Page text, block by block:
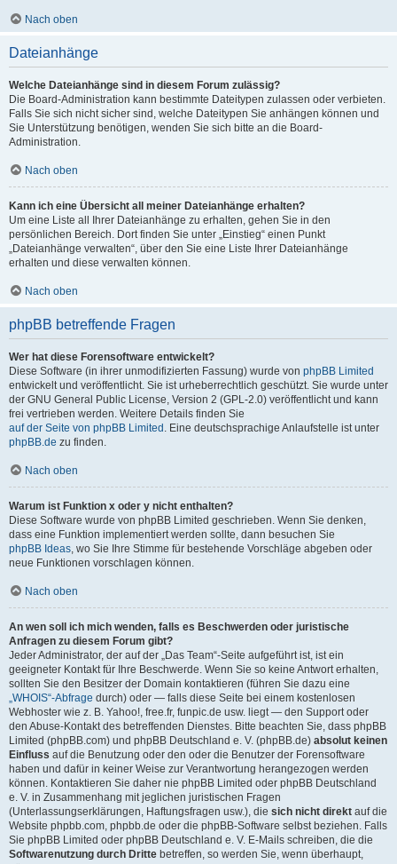
Nach oben
Dateianhänge
Welche Dateianhänge sind in diesem Forum zulässig?
Die Board-Administration kann bestimmte Dateitypen zulassen oder verbieten.
Falls Sie sich nicht sicher sind, welche Dateitypen Sie anhängen können und
Sie Unterstützung benötigen, wenden Sie sich bitte an die Board-
Administration.
Nach oben
Kann ich eine Übersicht all meiner Dateianhänge erhalten?
Um eine Liste all Ihrer Dateianhänge zu erhalten, gehen Sie in den
persönlichen Bereich. Dort finden Sie unter „Einstieg“ einen Punkt
„Dateianhänge verwalten“, über den Sie eine Liste Ihrer Dateianhänge
erhalten und diese verwalten können.
Nach oben
phpBB betreffende Fragen
Wer hat diese Forensoftware entwickelt?
Diese Software (in ihrer unmodifizierten Fassung) wurde von phpBB Limited
entwickelt und veröffentlicht. Sie ist urheberrechtlich geschützt. Sie wurde unter
der GNU General Public License, Version 2 (GPL-2.0) veröffentlicht und kann
frei vertrieben werden. Weitere Details finden Sie
auf der Seite von phpBB Limited . Eine deutschsprachige Anlaufstelle ist unter
phpBB.de zu finden.
Nach oben
Warum ist Funktion x oder y nicht enthalten?
Diese Software wurde von phpBB Limited geschrieben. Wenn Sie denken,
dass eine Funktion implementiert werden sollte, dann besuchen Sie
phpBB Ideas, wo Sie Ihre Stimme für bestehende Vorschläge abgeben oder
neue Funktionen vorschlagen können.
Nach oben
An wen soll ich mich wenden, falls es Beschwerden oder juristische
Anfragen zu diesem Forum gibt?
Jeder Administrator, der auf der „Das Team“-Seite aufgeführt ist, ist ein
geeigneter Kontakt für Ihre Beschwerde. Wenn Sie so keine Antwort erhalten,
sollten Sie den Besitzer der Domain kontaktieren (führen Sie dazu eine
„WHOIS“-Abfrage durch) oder — falls diese Seite bei einem kostenlosen
Webhoster wie z. B. Yahoo!, free.fr, funpic.de usw. liegt — den Support oder
den Abuse-Kontakt des betreffenden Dienstes. Bitte beachten Sie, dass phpBB
Limited (phpBB.com) und phpBB Deutschland e. V. (phpBB.de) absolut keinen
Einfluss auf die Benutzung oder den oder die Benutzer der Forensoftware
haben und dafür in keiner Weise zur Verantwortung herangezogen werden
können. Kontaktieren Sie daher nie phpBB Limited oder phpBB Deutschland
e. V. in Zusammenhang mit jeglichen juristischen Fragen
(Unterlassungserklärungen, Haftungsfragen usw.), die sich nicht direkt auf die
Website phpbb.com, phpbb.de oder die phpBB-Software selbst beziehen. Falls
Sie phpBB Limited oder phpBB Deutschland e. V. E-Mails schreiben, die die
Softwarenutzung durch Dritte betreffen, so werden Sie, wenn überhaupt,